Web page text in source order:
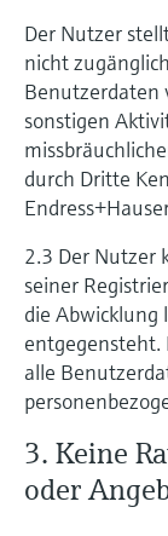
Der Nutzer
nicht
Benutzerdaten
sonstigen
durch Dritte
2.3 Der Nutzer
seiner
die Abwicklung
entgegensteht.
alle
3. Keine
oder